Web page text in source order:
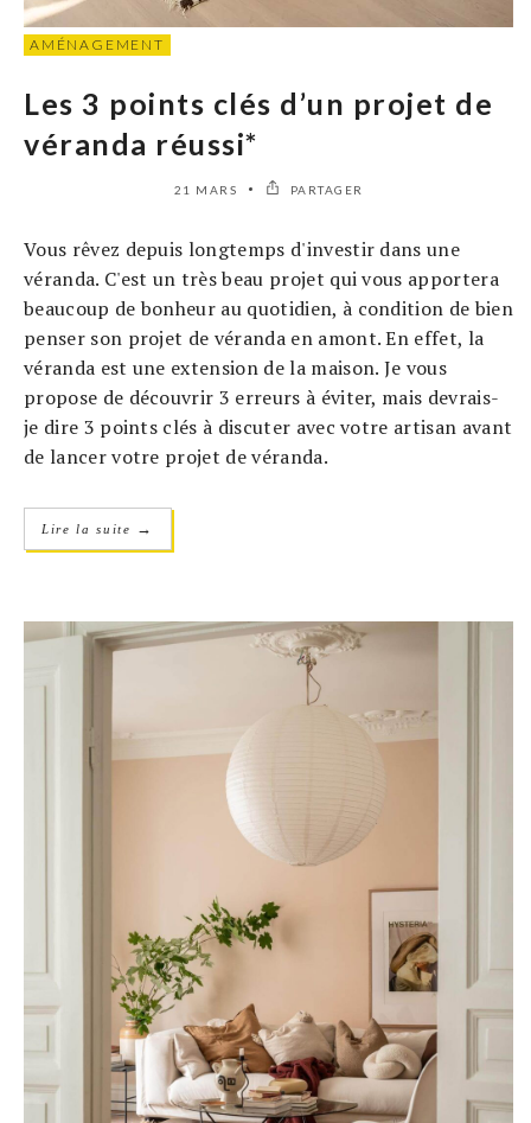
AMÉNAGEMENT
Les 3 points clés d’un projet de
véranda réussi*
21 MARS PARTAGER
Vous rêvez depuis longtemps d'investir dans une
véranda. C'est un très beau projet qui vous apportera
beaucoup de bonheur au quotidien, à condition de bien
penser son projet de véranda en amont. En effet, la
véranda est une extension de la maison. Je vous
propose de découvrir 3 erreurs à éviter, mais devrais-
je dire 3 points clés à discuter avec votre artisan avant
de lancer votre projet de véranda.
Lire la suite →